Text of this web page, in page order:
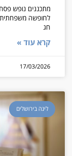
מתכננים נופש
לחופשה משפחתית
חג
קרא עוד »
17/03/2026
לינה בירושלים